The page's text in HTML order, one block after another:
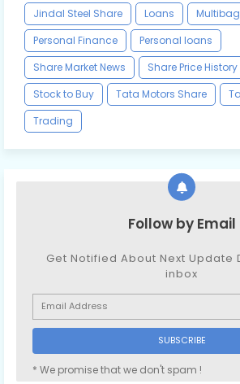
Jindal Steel Share
Loans
Personal Finance
Personal loans
Share Market News
Share Price History
Stock to Buy
Tata Motors Share
Trading
Follow by Email
Get Notified About Next Update
inbox
* We promise that we don't spam !